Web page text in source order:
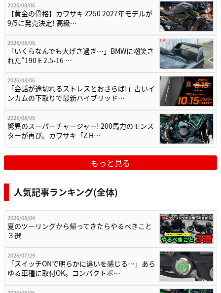
2026/08/06
【黄金の骨格】カワサキ Z250 2027年モデルが
9/5に発売決定! 高級…
2026/08/06
「いくらなんでも大げさ過ぎ…」BMWに嘲笑さ
れた“190 E 2.5-16 …
2026/08/06
「会話が途切れるストレスとおさらば!」古いイ
ンカムの下取りで最新ハイブリッド…
2026/08/05
驚異のスーパーチャージャー! 200馬力のモンス
ターが再び。カワサキ「Z H…
もっと見る
人気記事ランキング(全体)
2026/08/04
夏のツーリングから帰ってきたらやるべきこと
３選
2026/07/29
「スイッチONで明らかに違いを感じる…」あら
ゆる車種に取付OK。コンパクトボ…